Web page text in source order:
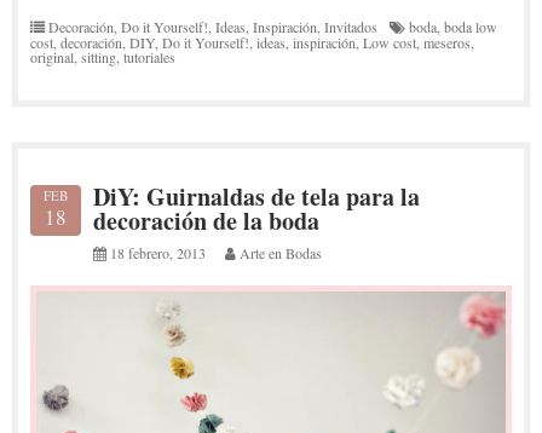
Decoración Do it Yourself! Ideas Inspiración Invitados boda boda low
cost decoración DIY Do it Yourself! ideas inspiración Low cost meseros
original sitting tutoriales
FEB
18
DiY: Guirnaldas de tela para la
decoración de la boda
18 febrero, 2013 Arte en Bodas